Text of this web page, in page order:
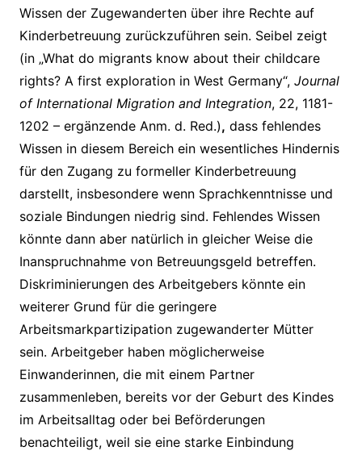
Wissen der Zugewanderten über ihre Rechte auf
Kinderbetreuung zurückzuführen sein. Seibel zeigt
(in „What do migrants know about their childcare
rights? A first exploration in West Germany“, Journal
of International Migration and Integration, 22, 1181-
1202 – ergänzende Anm. d. Red.), dass fehlendes
Wissen in diesem Bereich ein wesentliches Hindernis
für den Zugang zu formeller Kinderbetreuung
darstellt, insbesondere wenn Sprachkenntnisse und
soziale Bindungen niedrig sind. Fehlendes Wissen
könnte dann aber natürlich in gleicher Weise die
Inanspruchnahme von Betreuungsgeld betreffen.
Diskriminierungen des Arbeitgebers könnte ein
weiterer Grund für die geringere
Arbeitsmarkpartizipation zugewanderter Mütter
sein. Arbeitgeber haben möglicherweise
Einwanderinnen, die mit einem Partner
zusammenleben, bereits vor der Geburt des Kindes
im Arbeitsalltag oder bei Beförderungen
benachteiligt, weil sie eine starke Einbindung